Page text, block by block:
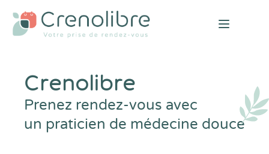
Open
Crenolibre
Prenez rendez-vous avec
un praticien de médecine douce